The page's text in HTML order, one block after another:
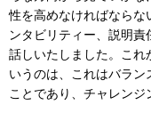
性を高めなければならな
ンタビリティー、説明
話しいたしました。これ
いうのは、これはバラ
ことであり、チャレンジ